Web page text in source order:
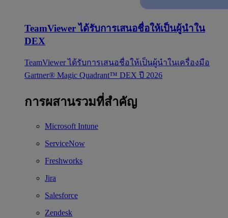
TeamViewer ได้รับการเสนอชื่อให้เป็นผู้นำใน
DEX
TeamViewer ได้รับการเสนอชื่อให้เป็นผู้นำในเครื่องมือ
Gartner® Magic Quadrant™ DEX ปี 2026
การผสานรวมที่สำคัญ
Microsoft Intune
ServiceNow
Freshworks
Jira
Salesforce
Zendesk